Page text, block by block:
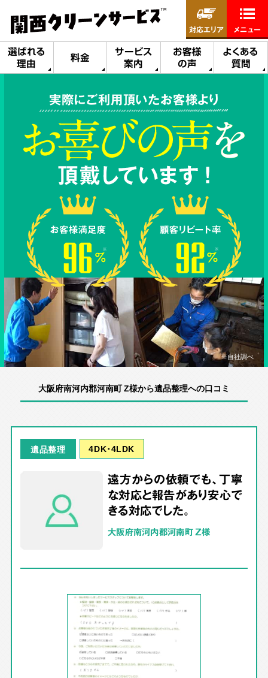
選ばれる
理由
料金
サービス
案内
お客様
の声
よくある
質問
対応エリア メニュー
実際にご利用頂いたお客様より
※自社調べ
大阪府南河内郡河南町 Z様から遺品整理への口コミ
遺品整理 4DK･4LDK
遠方からの依頼でも、丁寧
な対応と報告があり安心で
きる対応でした。
大阪府南河内郡河南町 Z様